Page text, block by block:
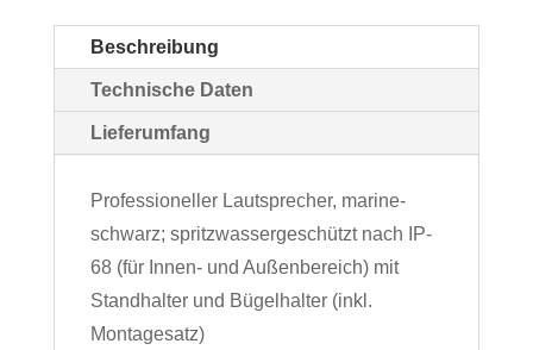
Beschreibung
Technische Daten
Lieferumfang
Professioneller Lautsprecher, marine-
schwarz; spritzwassergeschützt nach IP-
68 (für Innen- und Außenbereich) mit
Standhalter und Bügelhalter (inkl.
Montagesatz)